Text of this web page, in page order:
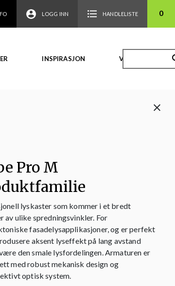
LOGG INN HANDLELISTE 0
INSPIRASJON VIDEO
Pro M
lyskaster som kommer i et bredt
av ulike spredningsvinkler. For
fasadelysapplikasjoner, og er perfekt
aksent lyseffekt på lang avstand
den smale lysfordelingen. Armaturen er
med robust mekanisk design og
optisk system.